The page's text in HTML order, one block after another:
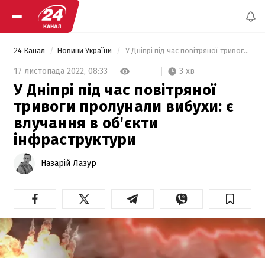
24 Канал Новини України У Дніпрі під час повітряної тривоги пролунали вибухи: є влучання в об'єкти інфраструктури
17 листопада 2022, 08:33 3 хв
У Дніпрі під час повітряної
тривоги пролунали вибухи: є
влучання в об'єкти
інфраструктури
Назарій Лазур